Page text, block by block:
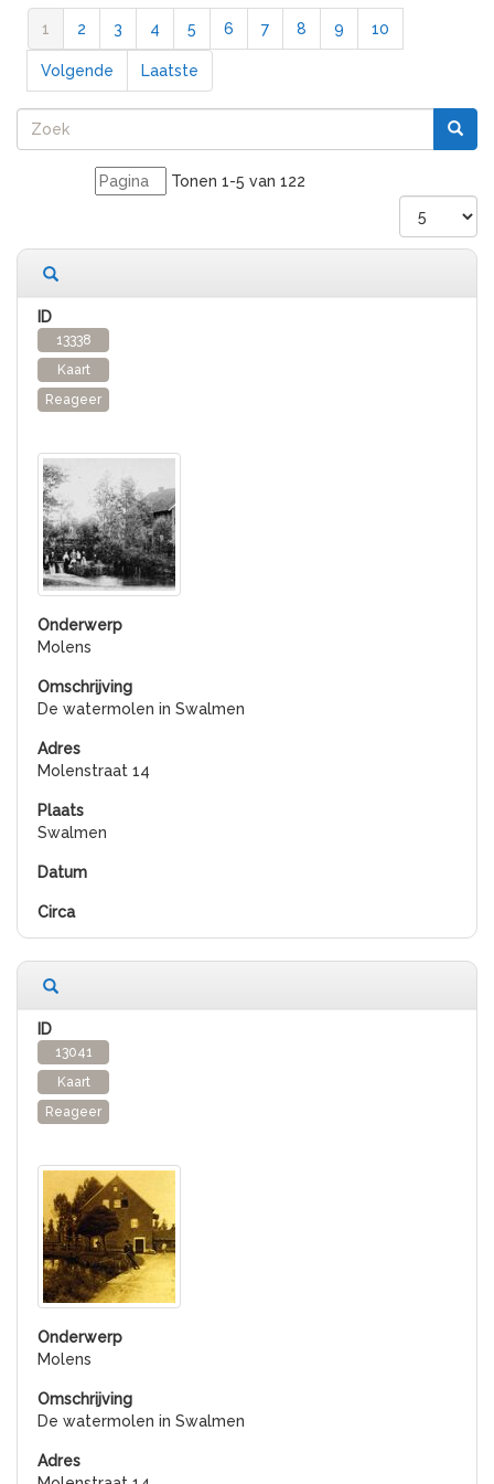
1 2 3 4 5 6 7 8 9 10
Volgende Laatste
Tonen 1-5 van 122
13338
Kaart
Reageer
Molens
De watermolen in Swalmen
Molenstraat 14
Swalmen
13041
Kaart
Reageer
Molens
De watermolen in Swalmen